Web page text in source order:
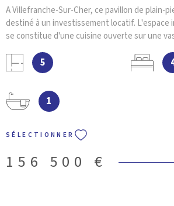
A Villefranche-Sur-Cher, ce pavillon de plain-
destiné à un investissement locatif. L'espace
se constitue d'une cuisine ouverte sur une
dotée d'un garage attenant et sa construction
profiter du plein air, cette maison dispose d'un
IMMOBILIER se fera un plaisir de vous aider.
5
1
SÉLECTIONNER
156 500 €